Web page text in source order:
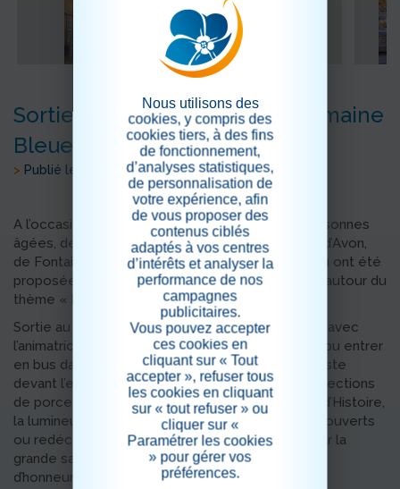
Sortie au château lors de la Semaine
Bleue
> Publié le 02/10/2023
A l’occasion de la semaine Bleue dédiée aux personnes
âgées, des sorties en partenariat avec les CCAS d’Avon,
de Fontainebleau et le château de Fontainebleau ont été
proposées ainsi que des activités à la résidence autour du
thème « Bien être ».
Sortie au château de Fontainebleau le 2 octobre avec
l’animatrice et la psychologue : les résidents ont pu entrer
en bus dans la cour d’honneur et être déposés juste
devant l’entrée pour la visite du château. Les collections
de porcelaines, les différentes pièces chargées d’Histoire,
la lumineuse galerie François 1er, ont pu être découverts
ou redécouverts. Nous avons terminé la visite par la
grande salle de bal et par un goûter dans la cour
d’honneur.
Nous utilisons des
cookies, y compris des
cookies tiers, à des fins
de fonctionnement,
d’analyses statistiques,
de personnalisation de
votre expérience, afin
de vous proposer des
contenus ciblés
adaptés à vos centres
d’intérêts et analyser la
performance de nos
campagnes
publicitaires.
Vous pouvez accepter
ces cookies en
cliquant sur « Tout
accepter », refuser tous
les cookies en cliquant
sur « tout refuser » ou
cliquer sur «
Paramétrer les cookies
» pour gérer vos
préférences.